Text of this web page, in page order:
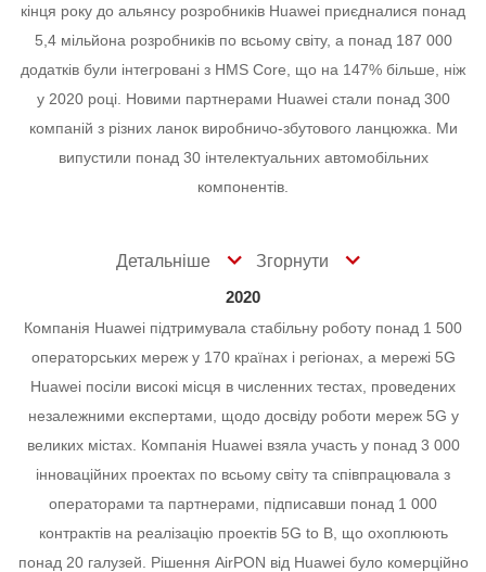
кінця року до альянсу розробників Huawei приєдналися понад
5,4 мільйона розробників по всьому світу, а понад 187 000
додатків були інтегровані з HMS Core, що на 147% більше, ніж
у 2020 році. Новими партнерами Huawei стали понад 300
компаній з різних ланок виробничо-збутового ланцюжка. Ми
випустили понад 30 інтелектуальних автомобільних
компонентів.
Детальніше
Згорнути
2020
Компанія Huawei підтримувала стабільну роботу понад 1 500
операторських мереж у 170 країнах і регіонах, а мережі 5G
Huawei посіли високі місця в численних тестах, проведених
незалежними експертами, щодо досвіду роботи мереж 5G у
великих містах. Компанія Huawei взяла участь у понад 3 000
інноваційних проектах по всьому світу та співпрацювала з
операторами та партнерами, підписавши понад 1 000
контрактів на реалізацію проектів 5G to B, що охоплюють
понад 20 галузей.
Рішення AirPON від Huawei було комерційно